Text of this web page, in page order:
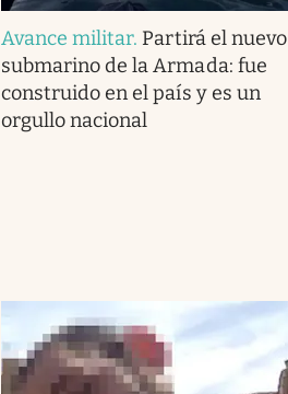
Avance militar. Partirá el nuevo
submarino de la Armada: fue
construido en el país y es un
orgullo nacional